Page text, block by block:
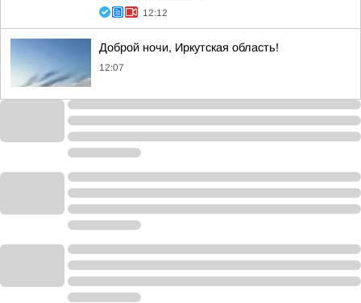
12:12
Доброй ночи, Иркутская область!
12:07